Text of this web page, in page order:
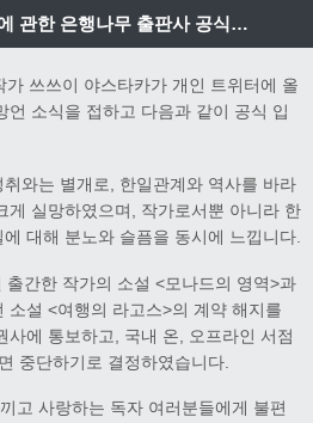
쓰쓰이 야스타카 망언에 관한 은행나무 출판사 공식입장
쓰쓰이 야스타카가 개인 트위터에 올
언 소식을 접하고 다음과 같이 공식 입
와는 별개로, 한일관계와 역사를 바라
게 실망하였으며, 작가로서뿐 아니라 한
대해 분노와 슬픔을 동시에 느낍니다.
간한 작가의 소설 <모나드의 영역>과
소설 <여행의 라고스>의 계약 해지를
사에 통보하고, 국내 온, 오프라인 서점
중단하기로 결정하였습니다.
고 사랑하는 독자 여러분들에게 불편